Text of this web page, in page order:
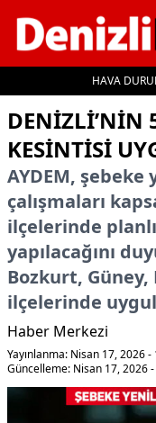
HAVA
İçeriğe geç
DENIZLI’NIN
KESINTISI
AYDEM, şebeke
çalışmaları
ilçelerinde
yapılacağını
Bozkurt,
ilçelerinde
Haber Merkezi
Yayınlanma: Nisan 17, 2026 -
Güncelleme: Nisan 17, 2026